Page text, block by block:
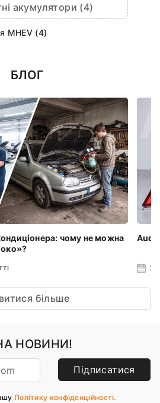
акумулятори (4)
MHEV (4)
БЛОГ
чому не можна
Audi
більше
НОВИНИ!
Підписатися
Політику конфіденційності.